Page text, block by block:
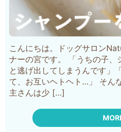
こんにちは。ドッグサロン
ナーの宮です。 「うちの子、
と逃げ出してしまうんです」
て、お互いヘトヘト…」 そん
主さんは少 […]